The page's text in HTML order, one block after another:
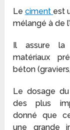
Leciment est
mélangé à de
Il assure la
matériaux
béton
Le dosage
des plus
donné que
une grande